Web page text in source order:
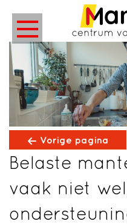
Vorige pagina
Belaste
vaak niet